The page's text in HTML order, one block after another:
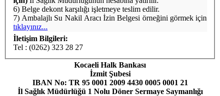
6) Belge dekont karşılığı işletmeye teslim edilir.
7) Ambalajlı Su Nakil Aracı İzin Belgesi örneğini görmek için
tıklayınız...
İletişim Bilgileri:
Tel : (0262) 323 28 27
Kocaeli Halk Bankası
İzmit Şubesi
IBAN No: TR 95 0001 2009 4430 0005 0001 21
İl Sağlık Müdürlüğü 1 Nolu Döner Sermaye Saymanlığı